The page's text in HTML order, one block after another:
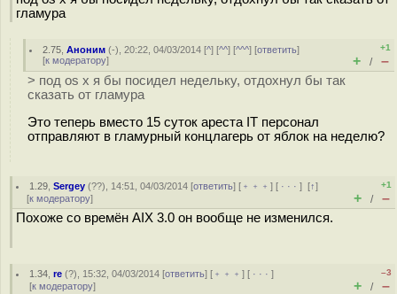
гламура
2.75 ,Аноним (-), 20:22, 04/03/2014 [^] [^^] [^^^] [ответить]
[к модератору]
+1
+ / –
> под os x я бы посидел недельку, отдохнул бы так
сказать от гламура
Это теперь вместо 15 суток ареста IT персонал
отправляют в гламурный концлагерь от яблок на неделю?
1.29 ,Sergey (??), 14:51, 04/03/2014 [ответить] [ ﹢﹢﹢] [ · · ·][↑]
[к модератору]
+1
+ / –
Похоже со времён AIX 3.0 он вообще не изменился.
1.34 ,re (?), 15:32, 04/03/2014 [ответить] [ ﹢﹢﹢] [ · · ·]
[к модератору]
–3
+ / –